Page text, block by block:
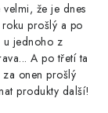
že je dnes
prošlý a po
u jednoho z
A po třetí ta
za onen prošlý
produkty další!